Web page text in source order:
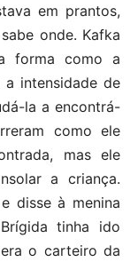
em prantos,
onde. Kafka
forma como a
a intensidade de
la a encontrá-
como ele
mas ele
a criança.
disse à menina
tinha ido
o carteiro da